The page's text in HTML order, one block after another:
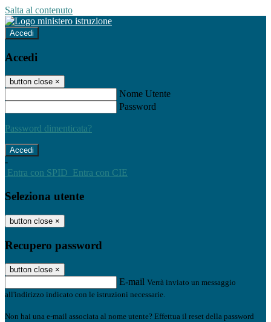
Salta al contenuto
Accedi
Accedi
button close ×
Nome Utente
Password
Password dimenticata?
-
Entra con SPID Entra con CIE
Seleziona utente
button close ×
Recupero password
button close ×
E-mail Verrà inviato un messaggio
all'indirizzo indicato con le istruzioni necessarie.
Non hai una e-mail associata al nome utente? Effettua il reset della password